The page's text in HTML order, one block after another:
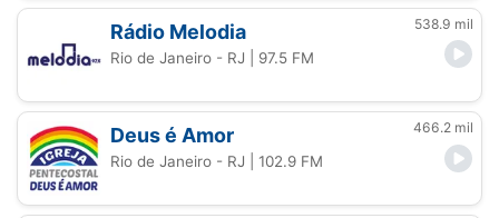
Rádio Melodia 538.9 mil
Rio de Janeiro - RJ | 97.5 FM
Deus é Amor 466.2 mil
Rio de Janeiro - RJ | 102.9 FM